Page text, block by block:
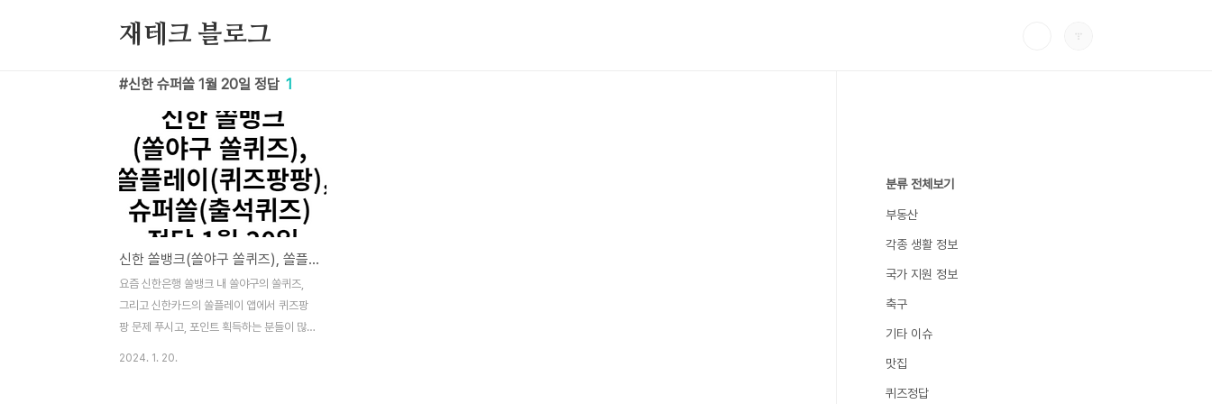
재테크 블로그
신한 슈퍼쏠 1월 20일 정답 1
신한 쏠뱅크(쏠야구 쏠퀴즈), 쏠플레이(퀴즈팡팡), 슈퍼쏠(출석퀴즈) 정답 1월 20일
요즘 신한은행 쏠뱅크 내 쏠야구의 쏠퀴즈,
그리고 신한카드의 쏠플레이 앱에서 퀴즈팡
팡 문제 푸시고, 포인트 획득하는 분들이 많
2024. 1. 20.
분류 전체보기
부동산
각종 생활 정보
국가 지원 정보
축구
기타 이슈
맛집
퀴즈정답